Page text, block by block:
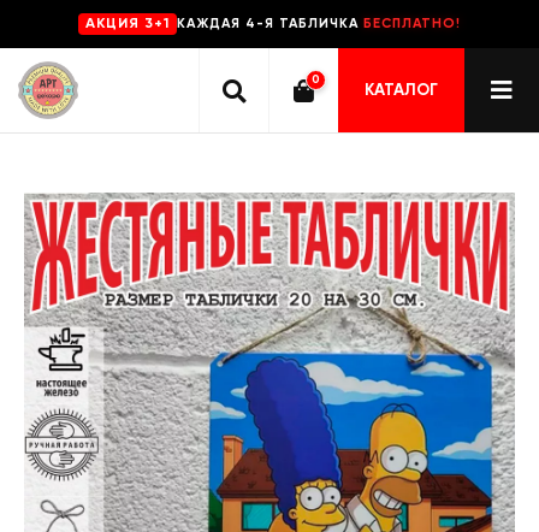
AKЦИЯ 3+1 КАЖДАЯ 4-Я ТАБЛИЧКА БЕСПЛАТНО!
0
КАТАЛОГ